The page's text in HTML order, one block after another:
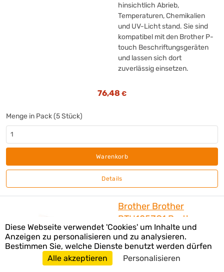
hinsichtlich Abrieb,
Temperaturen, Chemikalien
und UV-Licht stand. Sie sind
kompatibel mit den Brother P-
touch Beschriftungsgeräten
und lassen sich dort
zuverlässig einsetzen.
76,48 €
Menge in Pack (5 Stück)
Warenkorb
Details
Brother Brother
PTH105ZG1 Brother
Beschriftungsgerät TZE
3,5-12mm
Das P-touch H105 ist ein
Diese Webseite verwendet 'Cookies' um Inhalte und
Anzeigen zu personalisieren und zu analysieren.
Bestimmen Sie, welche Dienste benutzt werden dürfen
Alle akzeptieren
Personalisieren